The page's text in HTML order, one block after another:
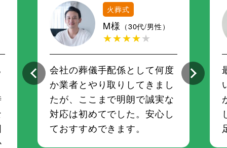
火葬式
M様 （30代/男性）
★★★★★
会社の葬儀手配係として何度
か業者とやり取りしてきまし
たが、ここまで明朗で誠実な
対応は初めてでした。安心し
ておすすめできます。